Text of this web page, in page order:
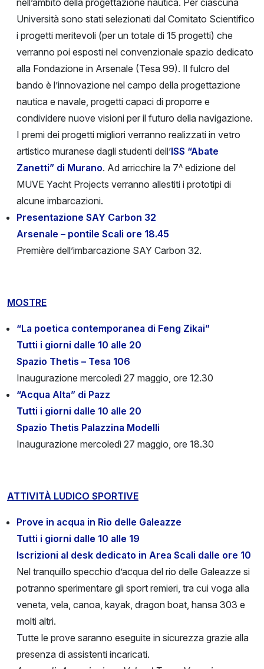
nell’ambito della progettazione nautica. Per ciascuna
Università sono stati selezionati dal Comitato Scientifico
i progetti meritevoli (per un totale di 15 progetti) che
verranno poi esposti nel convenzionale spazio dedicato
alla Fondazione in Arsenale (Tesa 99). Il fulcro del
bando è l’innovazione nel campo della progettazione
nautica e navale, progetti capaci di proporre e
condividere nuove visioni per il futuro della navigazione.
I premi dei progetti migliori verranno realizzati in vetro
artistico muranese dagli studenti dell’ISS “Abate
Zanetti” di Murano. Ad arricchire la 7^ edizione del
MUVE Yacht Projects verranno allestiti i prototipi di
alcune imbarcazioni.
Presentazione SAY Carbon 32
Arsenale – pontile Scali ore 18.45
Première dell’imbarcazione SAY Carbon 32.
MOSTRE
“La poetica contemporanea di Feng Zikai”
Tutti i giorni dalle 10 alle 20
Spazio Thetis – Tesa 106
Inaugurazione mercoledì 27 maggio, ore 12.30
“Acqua Alta” di Pazz
Tutti i giorni dalle 10 alle 20
Spazio Thetis Palazzina Modelli
Inaugurazione mercoledì 27 maggio, ore 18.30
ATTIVITÀ LUDICO SPORTIVE
Prove in acqua in Rio delle Galeazze
Tutti i giorni dalle 10 alle 19
Iscrizioni al desk dedicato in Area Scali dalle ore 10
Nel tranquillo specchio d’acqua del rio delle Galeazze si
potranno sperimentare gli sport remieri, tra cui voga alla
veneta, vela, canoa, kayak, dragon boat, hansa 303 e
molti altri.
Tutte le prove saranno eseguite in sicurezza grazie alla
presenza di assistenti incaricati.